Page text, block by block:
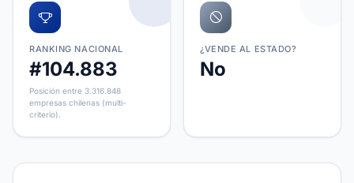
RANKING NACIONAL
#104.883
Posición entre 3.316.848
empresas chilenas (multi-
criterio).
¿VENDE AL ESTADO?
No